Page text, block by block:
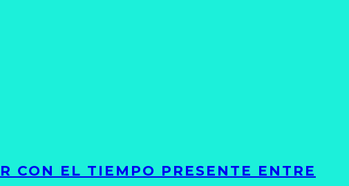
CON EL TIEMPO PRESENTE ENTRE